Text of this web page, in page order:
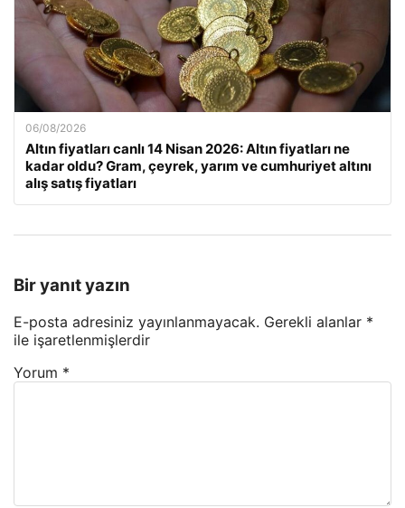
06/08/2026
Altın fiyatları canlı 14 Nisan 2026: Altın fiyatları ne
kadar oldu? Gram, çeyrek, yarım ve cumhuriyet altını
alış satış fiyatları
Bir yanıt yazın
E-posta adresiniz yayınlanmayacak. Gerekli alanlar *
ile işaretlenmişlerdir
Yorum *